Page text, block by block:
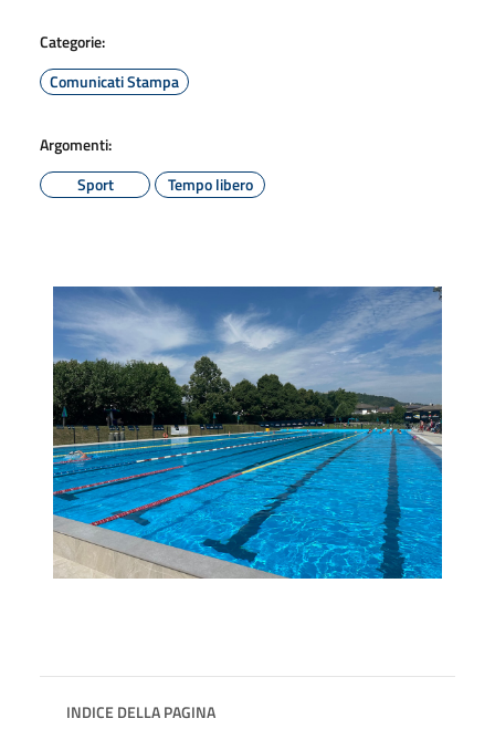
Categorie:
Comunicati Stampa
Argomenti:
Sport
Tempo libero
INDICE DELLA PAGINA